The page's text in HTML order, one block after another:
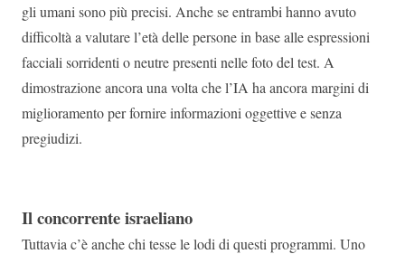
gli umani sono più precisi. Anche se entrambi hanno avuto
difficoltà a valutare l’età delle persone in base alle espressioni
facciali sorridenti o neutre presenti nelle foto del test. A
dimostrazione ancora una volta che l’IA ha ancora margini di
miglioramento per fornire informazioni oggettive e senza
pregiudizi.
Il concorrente israeliano
Tuttavia c’è anche chi tesse le lodi di questi programmi. Uno